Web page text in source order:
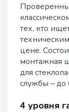
тех, кто
цене.
монтажная
для
службы – до
4 уровня